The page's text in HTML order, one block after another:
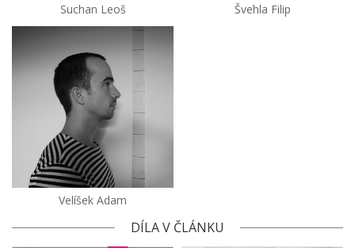
Suchan Leoš Švehla Filip
Velíšek Adam
DÍLA V ČLÁNKU